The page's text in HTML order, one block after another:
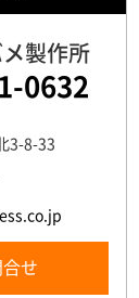
製作所
0632
3-8-33
合せ